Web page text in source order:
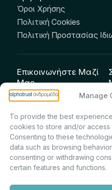
Manage
To provide the best
cookies to store and/or access
Consenting to these
data such as browsing
consenting or withdrawing
certain features and functions.
Όροι Χρήσης
Πολιτική Cookies
Πολιτική Προστασίας
Επικοινωνήστε Μαζί
Μας
info@andromeda.eu
Οδός Αριστείδου 1,
Κηφισιά Τ.Κ. 14561